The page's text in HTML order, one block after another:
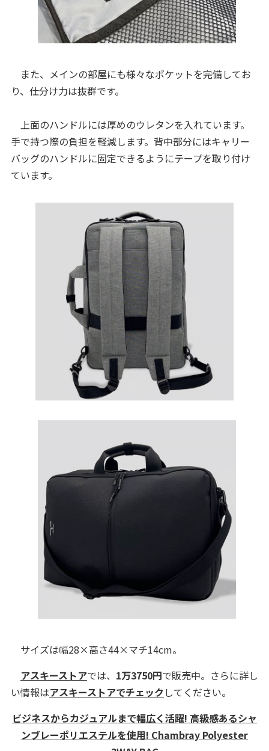
また、メインの部屋にも様々なポケットを完備してお
り、仕分け力は抜群です。
上面のハンドルには厚めのウレタンを入れています。
手で持つ際の負担を軽減します。背中部分にはキャリー
バッグのハンドルに固定できるようにテープを取り付け
ています。
サイズは幅28×高さ44×マチ14cm。
アスキーストアでは、 1万3750円で販売中。さらに詳し
い情報はアスキーストアでチェックしてください。
ビジネスからカジュアルまで幅広く活躍! 高級感あるシャ
ンブレーポリエステルを使用! Chambray Polyester